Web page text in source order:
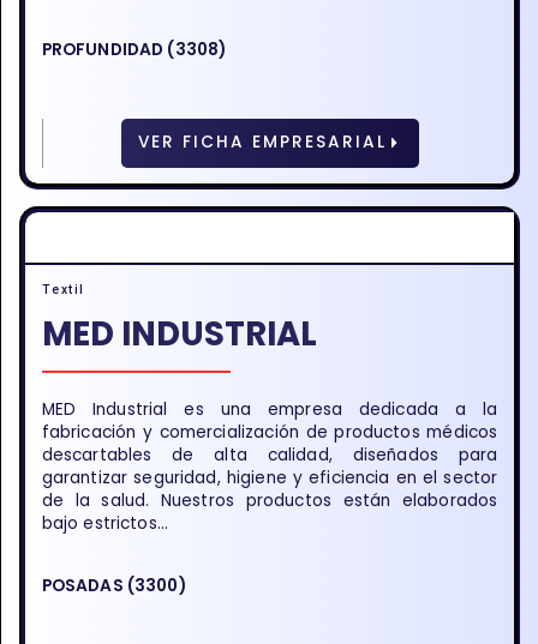
PROFUNDIDAD (3308)
VER FICHA EMPRESARIAL
Textil
MED INDUSTRIAL
MED Industrial es una empresa dedicada a la
fabricación y comercialización de productos médicos
descartables de alta calidad, diseñados para
garantizar seguridad, higiene y eficiencia en el sector
de la salud. Nuestros productos están elaborados
bajo estrictos...
POSADAS (3300)